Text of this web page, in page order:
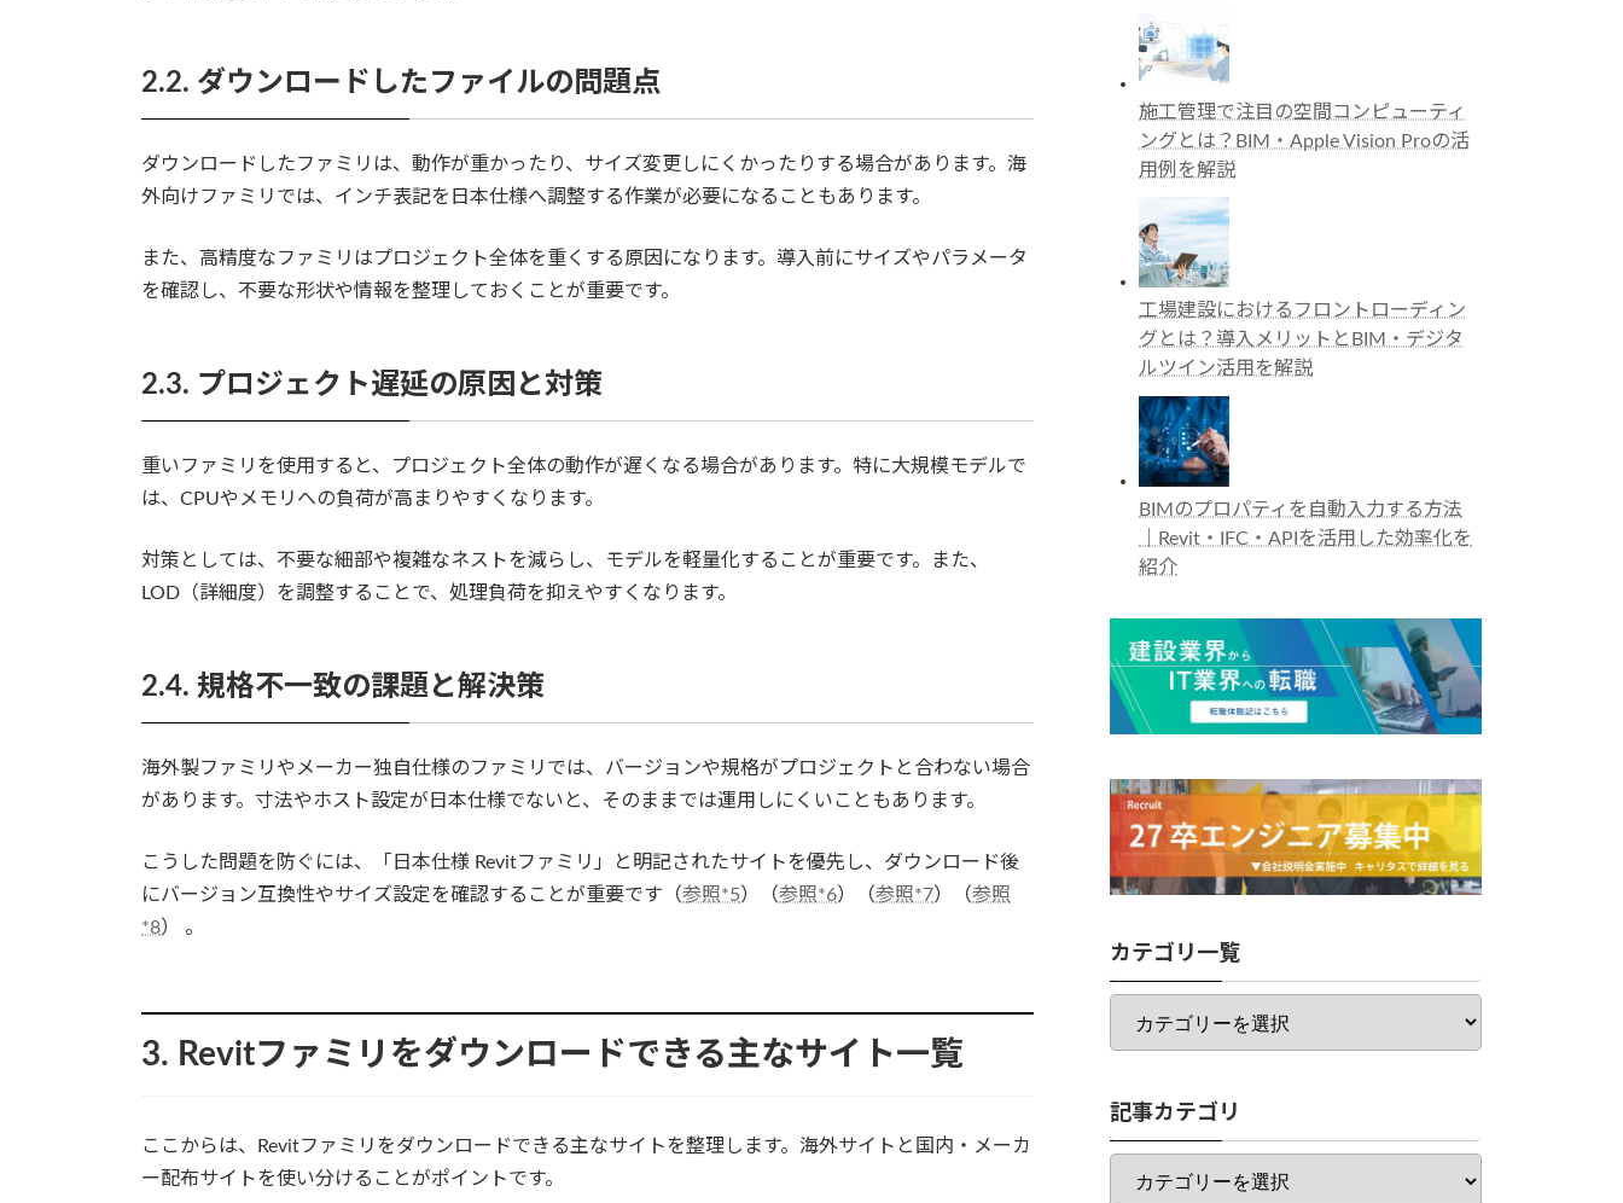
2.2. ダウンロードしたファイルの問題点
ダウンロードしたファミリは、動作が重かったり、サイズ変更しにくかったりする場合があります。海
外向けファミリでは、インチ表記を日本仕様へ調整する作業が必要になることもあります。
また、高精度なファミリはプロジェクト全体を重くする原因になります。導入前にサイズやパラメータ
を確認し、不要な形状や情報を整理しておくことが重要です。
2.3. プロジェクト遅延の原因と対策
重いファミリを使用すると、プロジェクト全体の動作が遅くなる場合があります。特に大規模モデルで
は、CPUやメモリへの負荷が高まりやすくなります。
対策としては、不要な細部や複雑なネストを減らし、モデルを軽量化することが重要です。また、
LOD（詳細度）を調整することで、処理負荷を抑えやすくなります。
2.4. 規格不一致の課題と解決策
海外製ファミリやメーカー独自仕様のファミリでは、バージョンや規格がプロジェクトと合わない場合
があります。寸法やホスト設定が日本仕様でないと、そのままでは運用しにくいこともあります。
こうした問題を防ぐには、「日本仕様 Revitファミリ」と明記されたサイトを優先し、ダウンロード後
にバージョン互換性やサイズ設定を確認することが重要です（参照*5）（参照*6）（参照*7）（参照
*8） 。
3. Revitファミリをダウンロードできる主なサイト一覧
ここからは、Revitファミリをダウンロードできる主なサイトを整理します。海外サイトと国内・メーカ
ー配布サイトを使い分けることがポイントです。
施工管理で注目の空間コンピューティ
ングとは？BIM・Apple Vision Proの活
用例を解説
工場建設におけるフロントローディン
グとは？導入メリットとBIM・デジタ
ルツイン活用を解説
BIMのプロパティを自動入力する方法
｜Revit・IFC・APIを活用した効率化を
紹介
カテゴリ一覧
カ
ゴ
一
覧
記事カテゴリ
記